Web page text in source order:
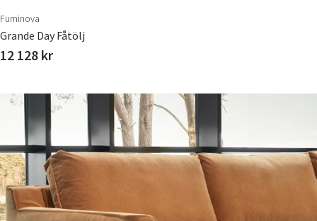
Furninova
Grande Day Fåtölj
12 128 kr